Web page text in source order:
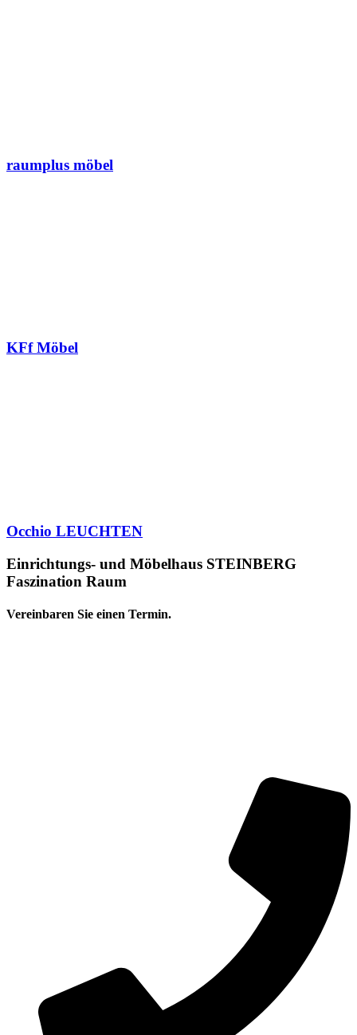
raumplus möbel
KFf Möbel
Occhio LEUCHTEN
Einrichtungs- und Möbelhaus STEINBERG
Faszination Raum
Vereinbaren Sie einen Termin.